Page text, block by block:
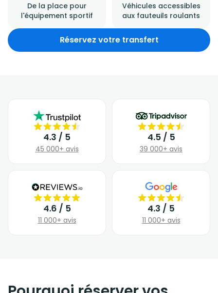
De la place pour
l'équipement sportif
Véhicules accessibles
aux fauteuils roulants
Réservez votre transfert
4.3 / 5
45 000+ avis
4.5 / 5
39 000+ avis
4.6 / 5
11 000+ avis
4.3 / 5
11 000+ avis